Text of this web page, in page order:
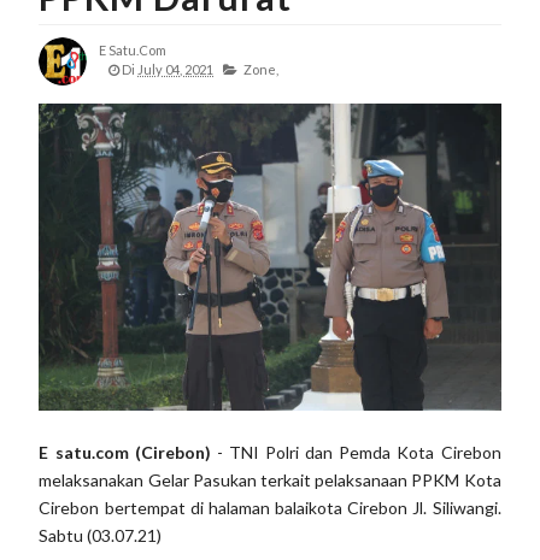
E Satu.com
Di July 04, 2021 Zone,
E satu.com (Cirebon) - TNI Polri dan Pemda Kota Cirebon
melaksanakan Gelar Pasukan terkait pelaksanaan PPKM Kota
Cirebon bertempat di halaman balaikota Cirebon Jl. Siliwangi.
Sabtu (03.07.21)